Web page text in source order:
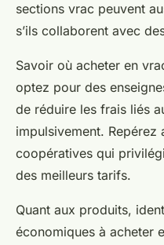
sections vrac peuvent
s’ils collaborent avec
Savoir où acheter en
optez pour des
de réduire les frais liés
impulsivement. Repérez
coopératives qui
des meilleurs tarifs.
Quant aux produits,
économiques à acheter